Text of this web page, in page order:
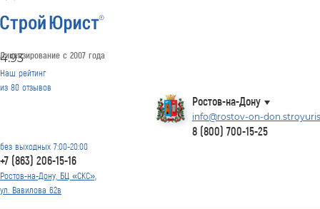
Лицензирование с 2007 года
4.93
Наш рейтинг
из 80 отзывов
Ростов-на-Дону
info@rostov-on-
8 (800) 700-15-25
без выходных 7:00-20:00
+7 (863) 206-15-16
Ростов-на-Дону, БЦ «СКС»,
ул. Вавилова 62в